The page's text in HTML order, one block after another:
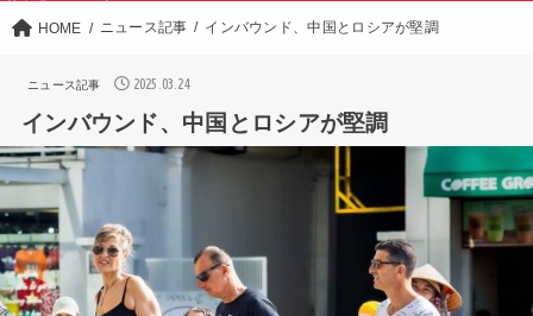
HOME ニュース記事 インバウンド、中国とロシアが堅調
ニュース記事 2025.03.24
インバウンド、中国とロシアが堅調